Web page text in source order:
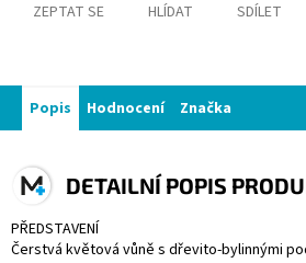
ZEPTAT SE HLÍDAT SDÍLET
Popis Hodnocení Značka
DETAILNÍ POPIS
PŘEDSTAVENÍ
Čerstvá květová vůně s dřevito-bylinnými